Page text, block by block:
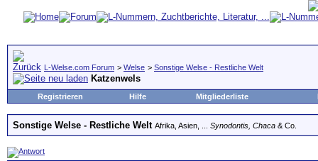
L-Welse.com Forum > Welse > Sonstige Welse - Restliche Welt
Katzenwels
Registrieren Hilfe Mitgliederliste
Sonstige Welse - Restliche Welt Afrika, Asien, ... Synodontis, Chaca & Co.